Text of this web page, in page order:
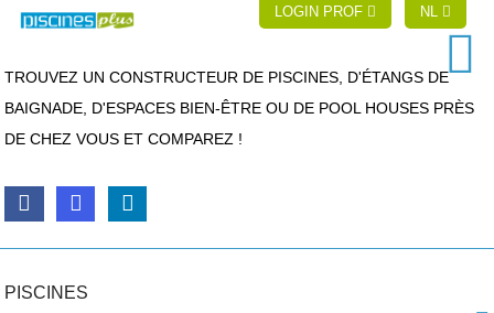
LOGIN PROF NL
TROUVEZ UN CONSTRUCTEUR DE PISCINES, D'ÉTANGS DE
BAIGNADE, D'ESPACES BIEN-ÊTRE OU DE POOL HOUSES PRÈS
DE CHEZ VOUS ET COMPAREZ !
PISCINES